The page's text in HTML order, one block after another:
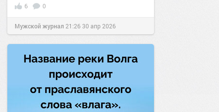
6 0
Мужской журнал 21:26 30 апр 2026